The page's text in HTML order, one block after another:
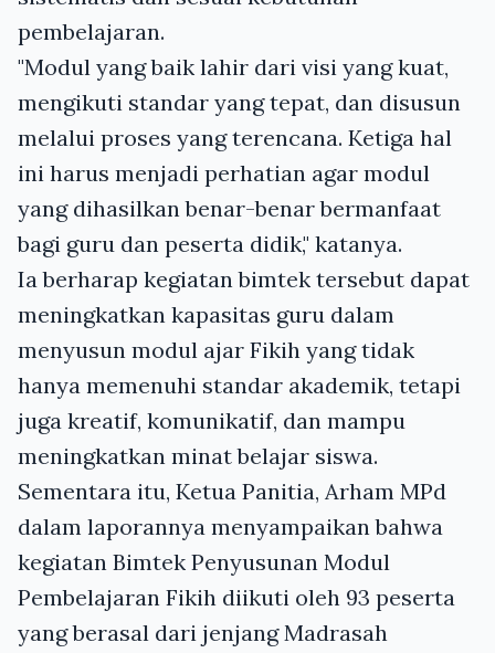
pembelajaran.
"Modul yang baik lahir dari visi yang kuat,
mengikuti standar yang tepat, dan disusun
melalui proses yang terencana. Ketiga hal
ini harus menjadi perhatian agar modul
yang dihasilkan benar-benar bermanfaat
bagi guru dan peserta didik," katanya.
Ia berharap kegiatan bimtek tersebut dapat
meningkatkan kapasitas guru dalam
menyusun modul ajar Fikih yang tidak
hanya memenuhi standar akademik, tetapi
juga kreatif, komunikatif, dan mampu
meningkatkan minat belajar siswa.
Sementara itu, Ketua Panitia, Arham MPd
dalam laporannya menyampaikan bahwa
kegiatan Bimtek Penyusunan Modul
Pembelajaran Fikih diikuti oleh 93 peserta
yang berasal dari jenjang Madrasah